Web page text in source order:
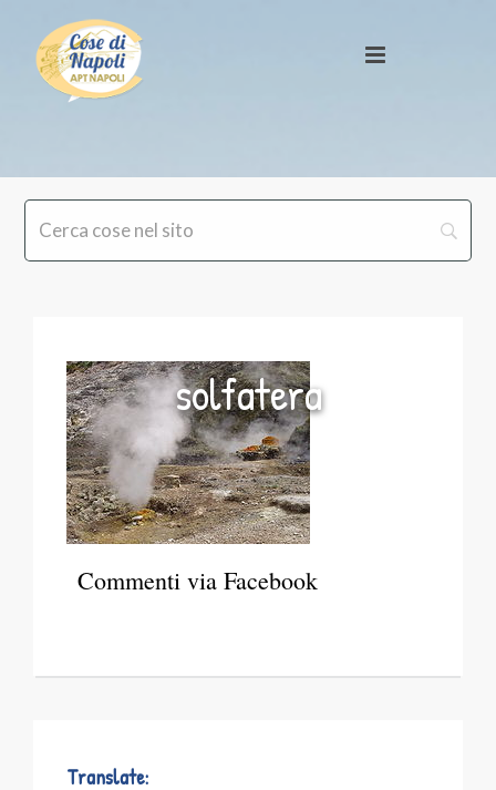
solfatera
Commenti via Facebook
Translate: